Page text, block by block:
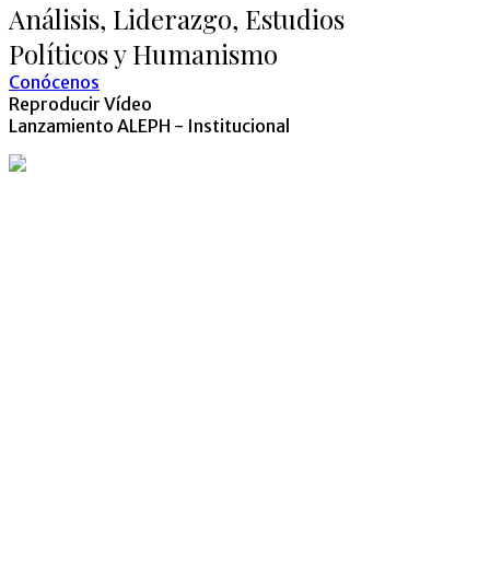
Análisis, Liderazgo, Estudios
Políticos y Humanismo
Conócenos
Reproducir Vídeo
Lanzamiento ALEPH - Institucional